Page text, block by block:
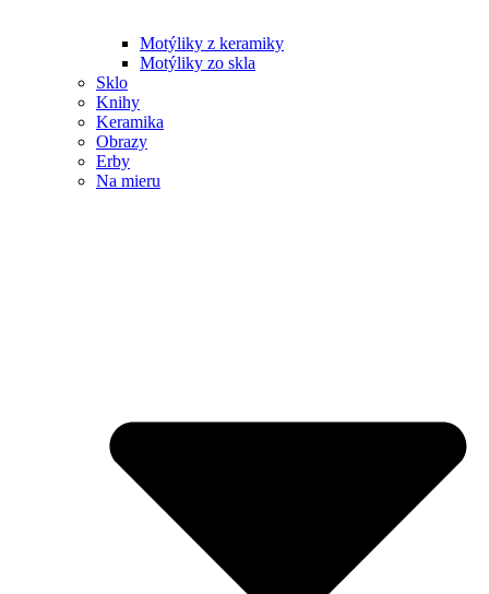
Motýliky z keramiky
Motýliky zo skla
Sklo
Knihy
Keramika
Obrazy
Erby
Na mieru